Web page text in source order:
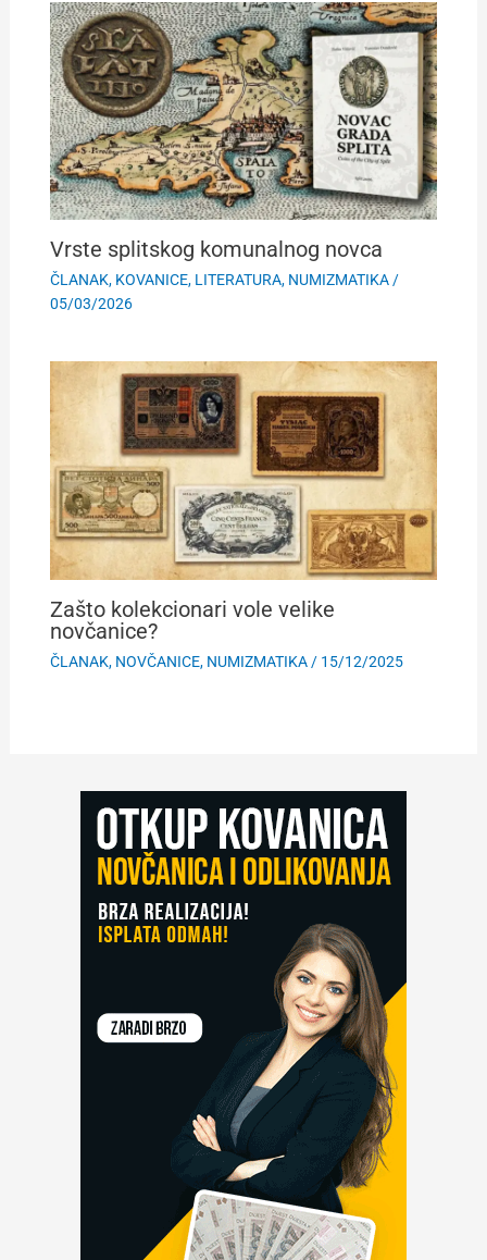
Vrste splitskog komunalnog novca
ČLANAK, KOVANICE, LITERATURA, NUMIZMATIKA/
05/03/2026
Zašto kolekcionari vole velike
novčanice?
ČLANAK, NOVČANICE, NUMIZMATIKA/ 15/12/2025